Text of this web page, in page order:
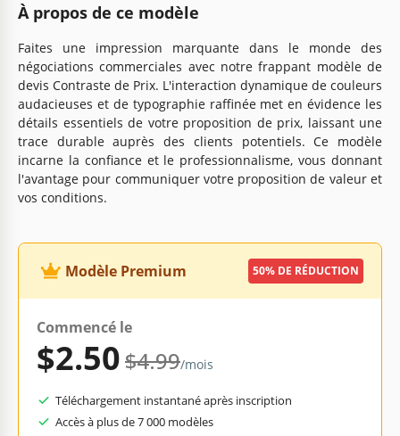
À propos de ce modèle
Faites une impression marquante dans le monde des
négociations commerciales avec notre frappant modèle de
devis Contraste de Prix. L'interaction dynamique de couleurs
audacieuses et de typographie raffinée met en évidence les
détails essentiels de votre proposition de prix, laissant une
trace durable auprès des clients potentiels. Ce modèle
incarne la confiance et le professionnalisme, vous donnant
l'avantage pour communiquer votre proposition de valeur et
vos conditions.
Modèle Premium 50% DE RÉDUCTION
Commencé le
$2.50$4.99/mois
Téléchargement instantané après inscription
Accès à plus de 7 000 modèles